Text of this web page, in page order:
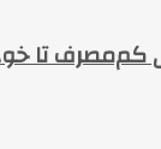
کم‌مصرف تا